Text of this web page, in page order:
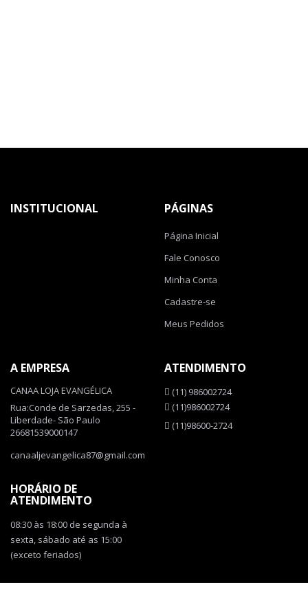
INSTITUCIONAL PÁGINAS
Página Inicial
Fale Conosco
Minha Conta
Cadastre-se
Meus Pedidos
A EMPRESA
CANAA LOJA EVANGÉLICA
Rua:Conde de Sarzedas, 255 -
Liberdade- São Paulo
26681539000147
canaaljevangelica87@gmail.com
HORÁRIO DE
ATENDIMENTO
08:30 às 18:00 de segunda à
sexta, sábado até as 15:00
(exceto feriados)
ATENDIMENTO
(11) 986002724
(11)986002724
(11)98600-2724